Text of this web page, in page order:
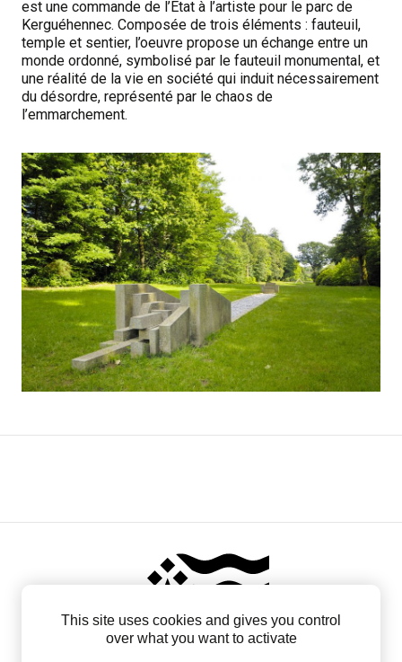
est une commande de l’Etat à l’artiste pour le parc de
Kerguéhennec. Composée de trois éléments : fauteuil,
temple et sentier, l’oeuvre propose un échange entre un
monde ordonné, symbolisé par le fauteuil monumental, et
une réalité de la vie en société qui induit nécessairement
du désordre, représenté par le chaos de
l’emmarchement.
This site uses cookies and gives you control
over what you want to activate